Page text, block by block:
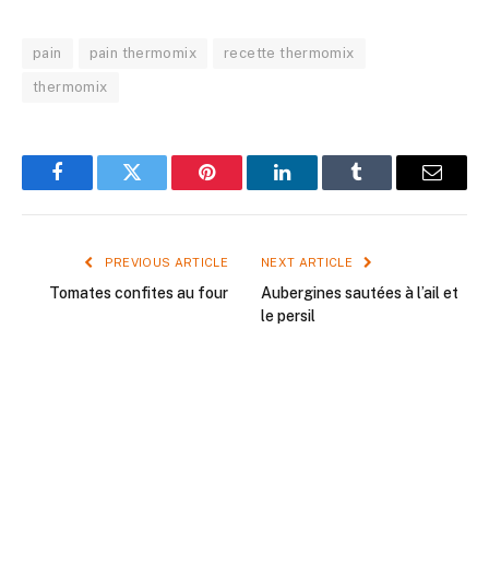
pain pain thermomix recette thermomix
thermomix
FacebookTwitter Pinterest LinkedInTumblr Email
PREVIOUS ARTICLE
Tomates confites au four
NEXT ARTICLE
Aubergines sautées à l’ail et
le persil